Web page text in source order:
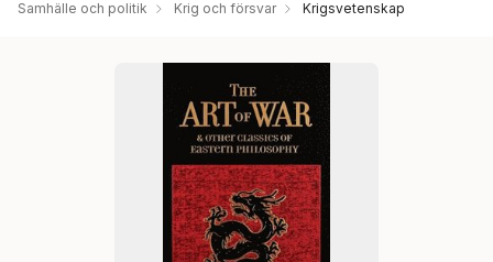
Samhälle och politik Krig och försvar Krigsvetenskap